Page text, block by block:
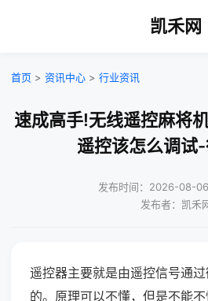
凯禾网
首页 > 资讯中心 > 行业资讯
速成高手!无线遥控麻将
遥控该怎么调试
发布时间：2026-08-
发布者：凯禾
遥控器主要就是由遥控信号通
的。原理可以不懂，但是不能